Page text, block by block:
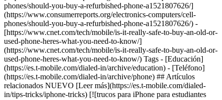
phones/should-you-buy-a-refurbished-phone-a1521807626/]
(https://www.consumerreports.org/electronics-computers/cell-
phones/should-you-buy-a-refurbished-phone-a1521807626/) -
[https://www.cnet.com/tech/mobile/is-it-really-safe-to-buy-an-old-or-
used-phone-heres-what-you-need-to-know/]
(https://www.cnet.com/tech/mobile/is-it-really-safe-to-buy-an-old-or-
used-phone-heres-what-you-need-to-know/) Tags - [Educación]
(https://es.t-mobile.com/dialed-in/archive/education) - [Teléfono]
(https://es.t-mobile.com/dialed-in/archive/phone) ## Artículos
relacionados NUEVO [Leer más](https://es.t-mobile.com/dialed-
in/tips-tricks/iphone-tricks) [![trucos para iPhone para estudiantes